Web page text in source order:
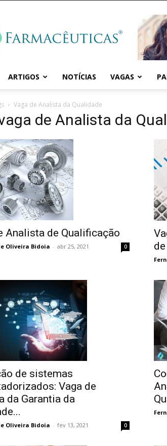
ARTIGOS NOTÍCIAS VAGAS
Vaga de Analista da Qualidade
de Analista da
Analista de Qualificação
Oliveira Bidoia - abr 25, 2021 0
de sistemas
Vaga de
da Garantia da
Oliveira Bidoia - fev 13, 2021 0